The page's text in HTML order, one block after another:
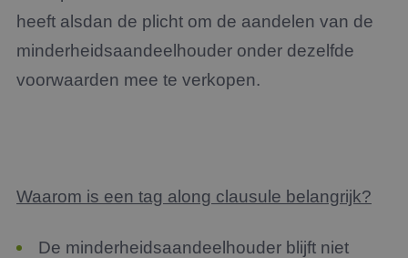
heeft alsdan de plicht om de aandelen van de
minderheidsaandeelhouder onder dezelfde
voorwaarden mee te verkopen.
Waarom is een tag along clausule belangrijk?
De minderheidsaandeelhouder blijft niet